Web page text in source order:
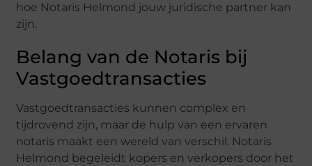
hoe Notaris Helmond jouw juridische partner kan
zijn.
Belang van de Notaris bij
Vastgoedtransacties
Vastgoedtransacties kunnen complex en
tijdrovend zijn, maar de hulp van een ervaren
notaris maakt een wereld van verschil. Notaris
Helmond begeleidt kopers en verkopers door het